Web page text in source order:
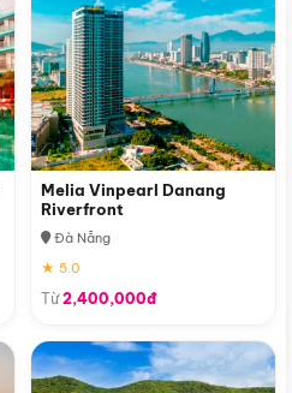
Melia Vinpearl Danang
Riverfront
Đà Nẵng
★ 5.0
Từ2,400,000đ